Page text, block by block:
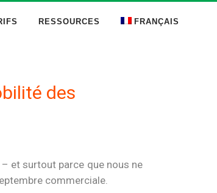
RESSOURCES FRANÇAIS
des
– et surtout parce que nous ne
commerciale.